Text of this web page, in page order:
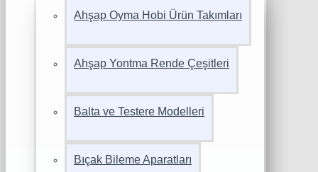
Ahşap Oyma Hobi Ürün Takımları
Ahşap Yontma Rende Çeşitleri
Balta ve Testere Modelleri
Bıçak Bileme Aparatları